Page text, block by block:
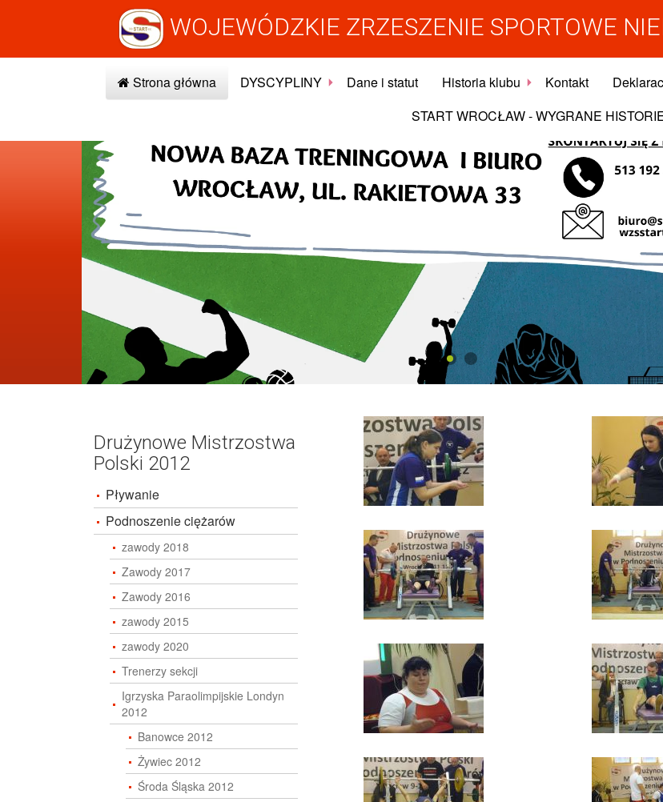
WOJEWÓDZKIE ZRZESZENIE SPORTOWE
Strona główna DYSCYPLINY Dane i statut Historia klubu Kontakt
START WROCŁAW - WYGRANE
Drużynowe Mistrzostwa
Polski 2012
Pływanie
Podnoszenie ciężarów
zawody 2018
Zawody 2017
Zawody 2016
zawody 2015
zawody 2020
Trenerzy sekcji
Igrzyska Paraolimpijskie Londyn
2012
Banowce 2012
Żywiec 2012
Środa Śląska 2012